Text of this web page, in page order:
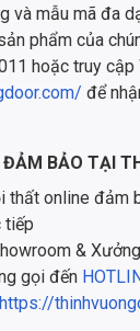
và mẫu mã đa
phẩm của
hoặc truy
để
BẢO TẠI
thất online đảm
tiếp
&
gọi đến
https://